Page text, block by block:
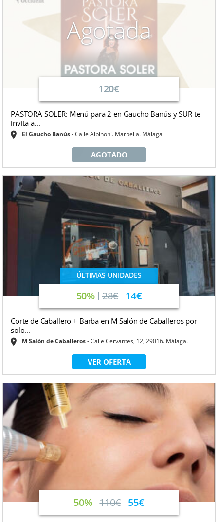
Agotada
120€
PASTORA SOLER: Menú para 2 en Gaucho Banús y SUR te
invita a...
El Gaucho Banús Calle Albinoni. Marbella. Málaga
AGOTADO
ÚLTIMAS UNIDADES
50% 28€ 14€
Corte de Caballero + Barba en M Salón de Caballeros por
solo...
M Salón de Caballeros Calle Cervantes, 12, 29016. Málaga.
VER OFERTA
50% 110€ 55€